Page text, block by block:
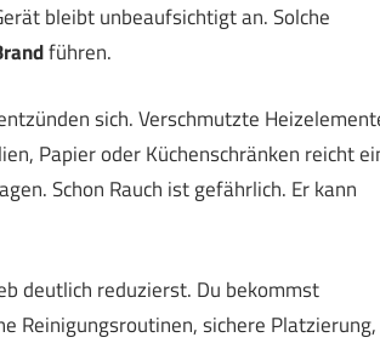
bleibt unbeaufsichtigt an. Solche
führen.
sich. Verschmutzte
Papier oder Küchenschränken reicht
Schon Rauch ist gefährlich. Er kann
deutlich reduzierst. Du bekommst
Reinigungsroutinen, sichere Platzierung,